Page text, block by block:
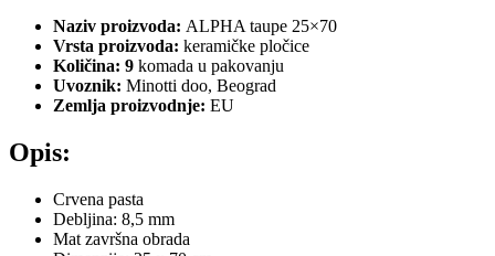
Naziv proizvoda: ALPHA taupe 25×70
Vrsta proizvoda: keramičke pločice
Količina: 9 komada u pakovanju
Uvoznik: Minotti doo, Beograd
Zemlja proizvodnje: EU
Opis:
Crvena pasta
Debljina: 8,5 mm
Mat završna obrada